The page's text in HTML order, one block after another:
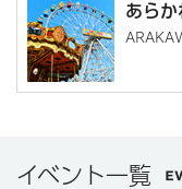
あらか
イベント一覧